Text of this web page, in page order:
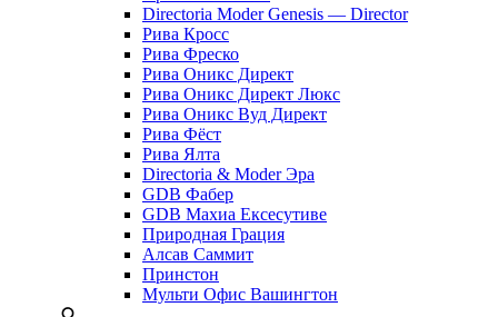
Directoria Moder Genesis — Director
Рива Кросс
Рива Фреско
Рива Оникс Директ
Рива Оникс Директ Люкс
Рива Оникс Вуд Директ
Рива Фёст
Рива Ялта
Directoria & Moder Эра
GDB Фабер
GDB Махиа Ексесутиве
Природная Грация
Алсав Саммит
Принстон
Мульти Офис Вашингтон